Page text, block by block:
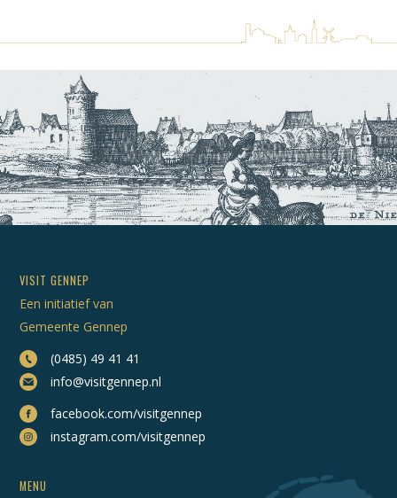
VISIT GENNEP
Een initiatief van
Gemeente Gennep
(0485) 49 41 41
info@visitgennep.nl
facebook.com/visitgennep
instagram.com/visitgennep
MENU